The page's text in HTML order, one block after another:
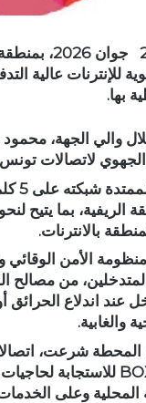
يوم
للإنترنات عالية
بها.
والي الجهة،
لاتصالات
بالانترنات.
الأمن الوقائي
من مصالح
عند اندلاع الحرائق
والغابية.
المحطة شرعت،
للاستجابة
وعلى